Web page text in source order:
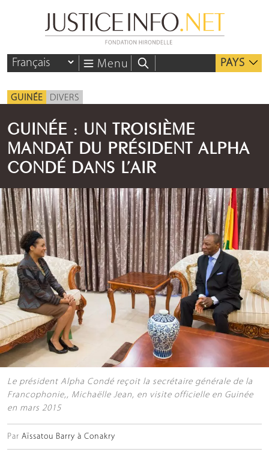
Menu PAYS
GUINÉE DIVERS
GUINÉE : UN TROISIÈME
MANDAT DU PRÉSIDENT ALPHA
CONDÉ DANS L’AIR
Le président Alpha Condé reçoit la secrétaire générale de la
Francophonie,, Michaëlle Jean, en visite officielle en Guinée
en mars 2015
Par Aïssatou Barry à Conakry